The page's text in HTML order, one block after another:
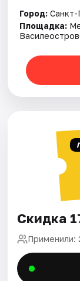
Город:
Площадка:
Скидка
Применили: